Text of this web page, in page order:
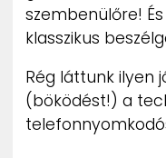
szembenülőre!
klasszikus
Rég láttunk ilyen
(böködést!) a